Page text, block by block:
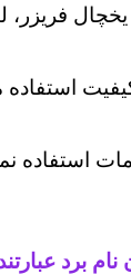
استفاده
برد